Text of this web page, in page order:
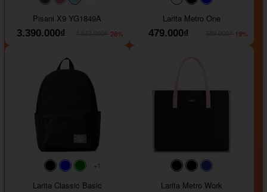
#40454a#b76e79
#9ad8e7
Pisani X9 YG1849A
3.390.000₫
-26%
#faf0e6#000000
Larita Metro One
479.000₫
-19%
#faf0e6
#000000#0000FF#008000
+1
Larita Classic Basic
#000000#000000
Larita Metro Work